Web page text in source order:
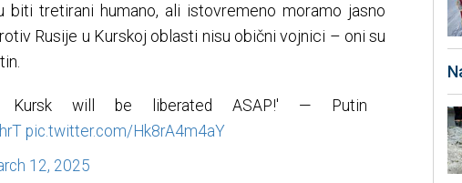
biti tretirani humano, ali istovremeno moramo jasno
Rusije u Kurskoj oblasti nisu obični vojnici – oni su
Kursk will be liberated ASAP!' — Putin
pic.twitter.com/Hk8rA4m4aY
12, 2025